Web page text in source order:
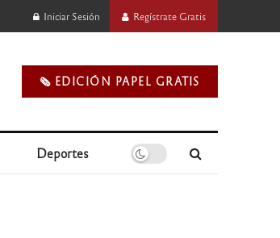
Iniciar Sesión Regístrate Gratis
🗞️ EDICIÓN PAPEL GRATIS
Deportes